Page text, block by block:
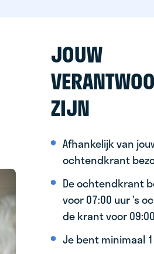
JOUW
ZIJN
Afhankelijk van
ochtendkrant
De ochtendkrant
voor 07:00 uur ’s
de krant voor
Je bent minimaal